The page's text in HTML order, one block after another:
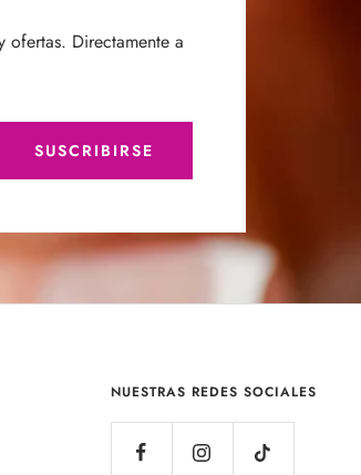
ofertas. Directamente a
SUSCRIBIRSE
NUESTRAS REDES SOCIALES